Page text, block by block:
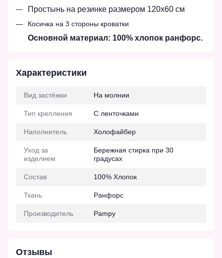
Простынь на резинке размером 120x60 см
Косичка на 3 стороны кроватки
Основной материал: 100% хлопок ранфорс.
Характеристики
Вид застёжки На молнии
Тип крепления С ленточками
Наполнитель Холофайбер
Уход за
изделием
Бережная стирка при 30
градусах
Состав 100% Хлопок
Ткань Ранфорс
Производитель Pampy
Отзывы